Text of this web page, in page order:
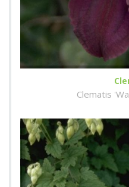
Clematis